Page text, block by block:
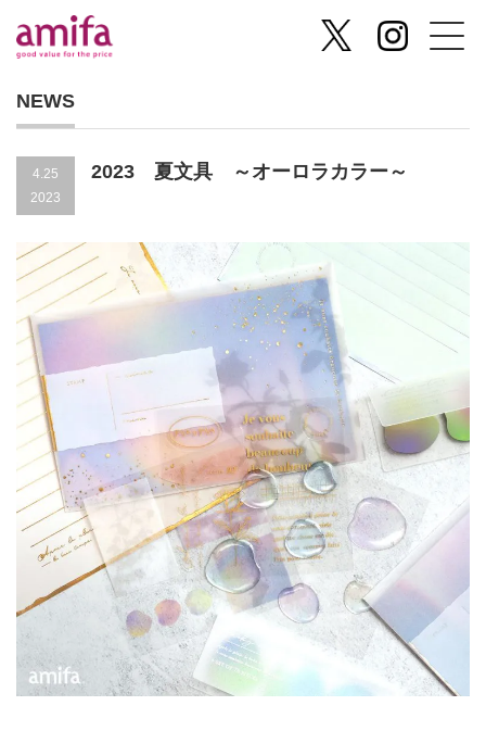
NEWS
4.25
2023
2023 夏文具 ～オーロラカラー～